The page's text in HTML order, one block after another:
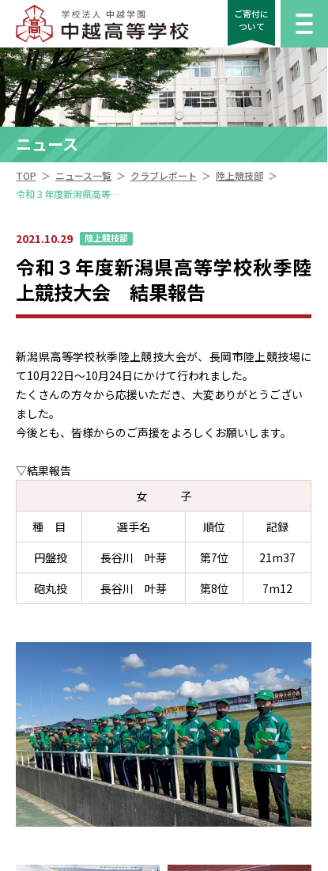
ご寄付に
ついて
ニュース
TOP ＞ ニュース一覧 ＞ クラブレポート ＞ 陸上競技部 ＞
令和３年度新潟県高等学校秋季陸上競技大会 結果報告
2021.10.29 陸上競技部
令和３年度新潟県高等学校秋季陸
上競技大会 結果報告
新潟県高等学校秋季陸上競技大会が、長岡市陸上競技場に
て10月22日～10月24日にかけて行われました。
たくさんの方々から応援いただき、大変ありがとうござい
ました。
今後とも、皆様からのご声援をよろしくお願いします。
▽結果報告
女 子
種 目
選手名 順位
記録
円盤投
長谷川 叶芽 第7位
21m37
砲丸投
長谷川 叶芽 第8位 7m12